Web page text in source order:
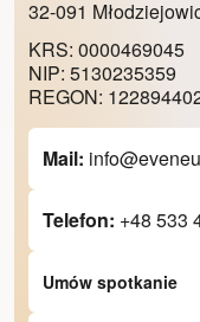
32-091
KRS: 0000469045
NIP: 5130235359
REGON:
Mail:
Telefon: +48 533
Umów spotkanie